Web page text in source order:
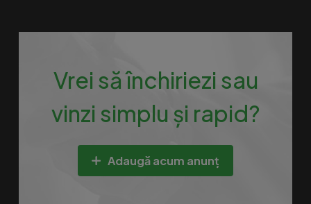
Vrei să închiriezi sau
vinzi simplu și rapid?
Adaugă acum anunț